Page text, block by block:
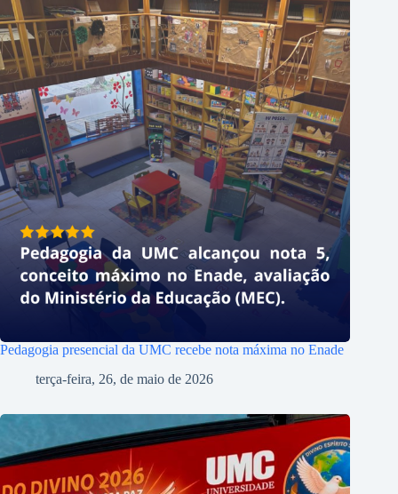
Pedagogia presencial da UMC recebe nota máxima no Enade
terça-feira, 26, de maio de 2026